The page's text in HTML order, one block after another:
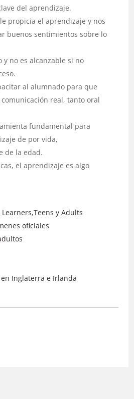
del aprendizaje.
propicia el aprendizaje y nos
buenos sentimientos sobre lo
y no es alcanzable si no
al alumnado para que
real, tanto oral
fundamental para
de por vida,
de la edad.
el aprendizaje es algo
y Adults
oficiales
Inglaterra e Irlanda